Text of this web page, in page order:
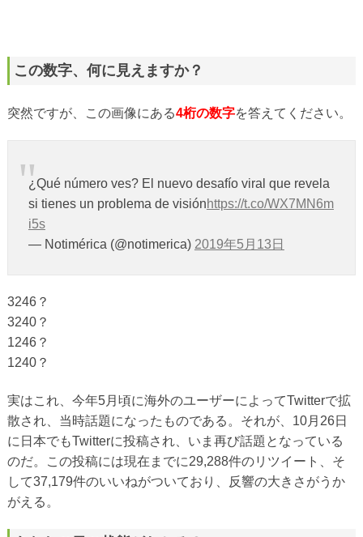
この数字、何に見えますか？
突然ですが、この画像にある4桁の数字を答えてください。
¿Qué número ves? El nuevo desafío viral que revela
si tienes un problema de visiónhttps://t.co/WX7MN6m
i5s
— Notimérica (@notimerica) 2019年5月13日
3246？
3240？
1246？
1240？
実はこれ、今年5月頃に海外のユーザーによってTwitterで拡
散され、当時話題になったものである。それが、10月26日
に日本でもTwitterに投稿され、いま再び話題となっている
のだ。この投稿には現在までに29,288件のリツイート、そ
して37,179件のいいねがついており、反響の大きさがうか
がえる。